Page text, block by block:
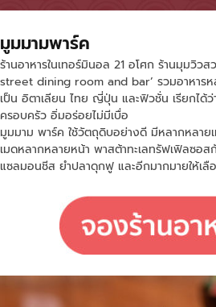
มูมมามพาร์ค
ร้านอาหารในเทอร์มินอล 21 อโศก ร้านมุมวิว
street dining room and bar’ รวมอาหารห
เป็น อิตาเลียน ไทย ญี่ปุ่น และฟิวชั่น เรียกได้ว่
ครอบครัว อิ่มอร่อยไม่มีเบื่อ
มูมมาม พาร์ค ใช้วัตถุดิบอย่างดี มีหลากหลาย
เมดหลากหลายหน้า พาสต้าทะเลทรัฟเฟิลซอ
แซลมอนชีส ยำปลาดุกฟู และอีกมากมายให้เ